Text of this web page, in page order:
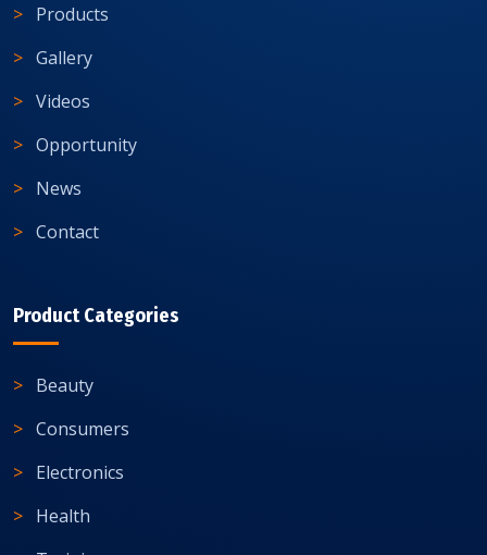
Products
Gallery
Videos
Opportunity
News
Contact
Product Categories
Beauty
Consumers
Electronics
Health